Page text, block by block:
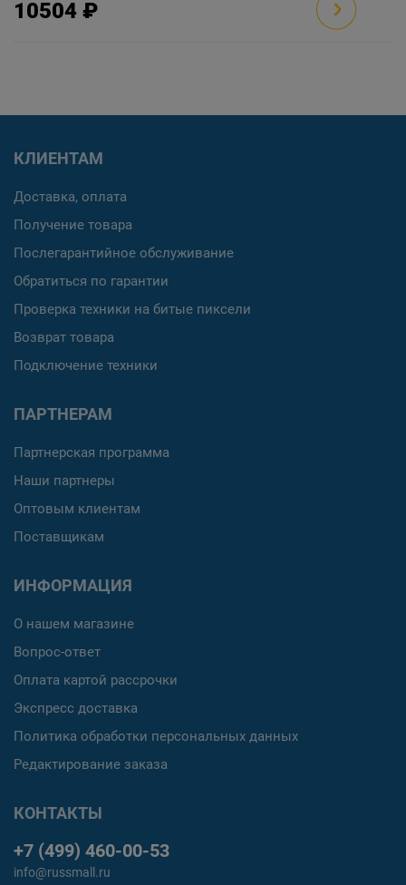
10504 ₽
КЛИЕНТАМ
Доставка, оплата
Получение товара
Послегарантийное обслуживание
Обратиться по гарантии
Проверка техники на битые пиксели
Возврат товара
Подключение техники
ПАРТНЕРАМ
Партнерская программа
Наши партнеры
Оптовым клиентам
Поставщикам
ИНФОРМАЦИЯ
О нашем магазине
Вопрос-ответ
Оплата картой рассрочки
Экспресс доставка
Политика обработки персональных данных
Редактирование заказа
КОНТАКТЫ
+7 (499) 460-00-53
info@russmall.ru